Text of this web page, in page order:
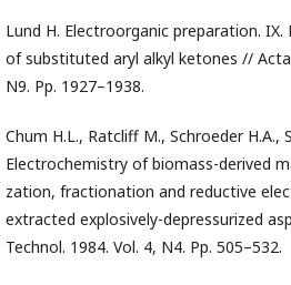
Lund H. Electroorganic preparation.
of substituted aryl alkyl ketones // Acta
N9. Pp. 1927–1938.
Chum H.L., Ratcliff M., Schroeder H.A.,
Electrochemistry of biomass-derived
zation, fractionation and reductive
extracted explosively-depressurized
Technol. 1984. Vol. 4, N4. Pp. 505–532.